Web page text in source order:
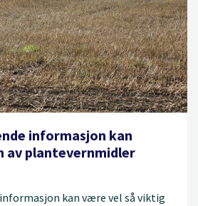
informasjon kan
av plantevernmidler
kan være vel så viktig